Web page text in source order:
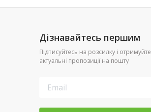
Дізнавайтесь першим
Підписуйтесь на розсилку і отримуйте
актуальні пропозиції на пошту